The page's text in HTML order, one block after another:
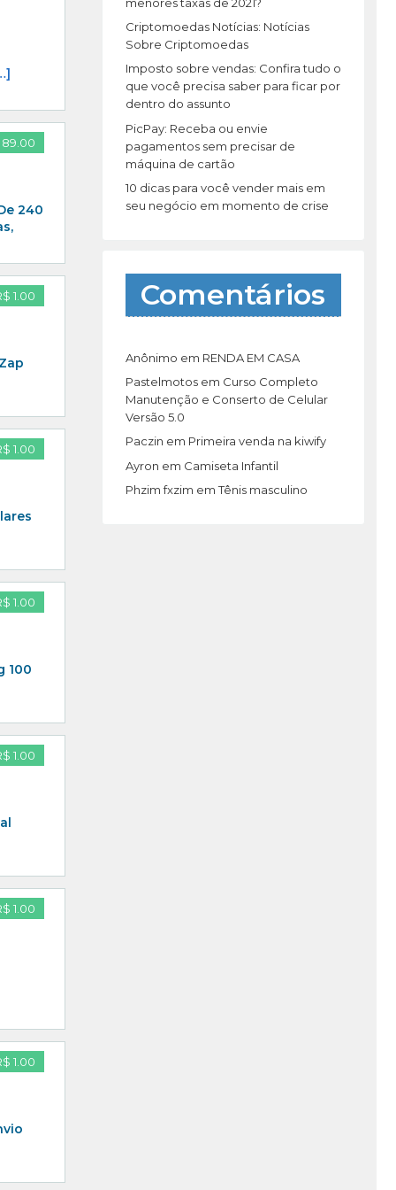
89.00
240
1.00
1.00
1.00
100
1.00
1.00
1.00
:
Criptomoedas Notícias: Notícias
Sobre Criptomoedas
Imposto sobre vendas: Confira tudo o
que você precisa saber para ficar por
dentro do assunto
PicPay: Receba ou envie
pagamentos sem precisar de
máquina de cartão
10 dicas para você vender mais em
seu negócio em momento de crise
Comentários
Anônimo em RENDA EM CASA
Pastelmotosem Curso Completo
Manutenção e Conserto de Celular
Versão 5.0
Paczin em Primeira venda na kiwify
Ayron em Camiseta Infantil
Phzim fxzim emTênis masculino